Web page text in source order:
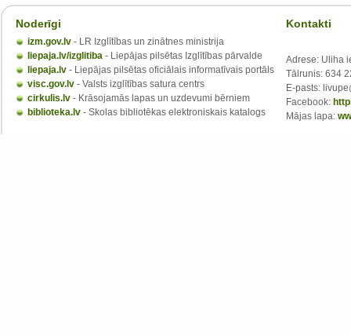
Noderīgi
izm.gov.lv - LR Izglītības un zinātnes ministrija
liepaja.lv/izglitiba - Liepājas pilsētas Izglītības pārvalde
liepaja.lv - Liepājas pilsētas oficiālais informatīvais portāls
visc.gov.lv - Valsts izglītības satura centrs
cirkulis.lv - Krāsojamās lapas un uzdevumi bērniem
biblioteka.lv - Skolas bibliotēkas elektroniskais katalogs
Kontakti
Adrese: Uliha
Tālrunis: 634
E-pasts:
Facebook:
Mājas lapa: